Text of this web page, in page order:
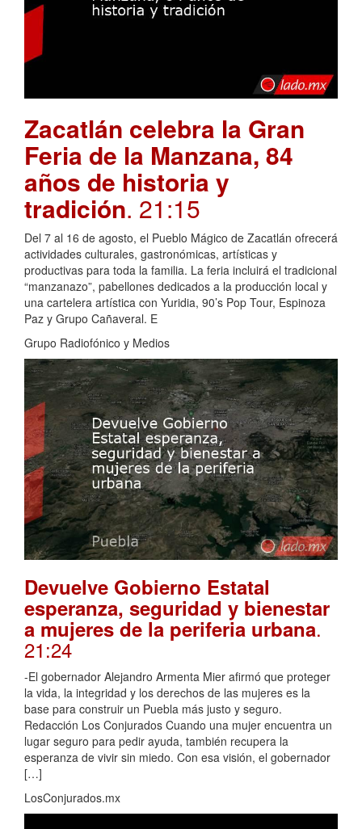
Zacatlán celebra la Gran
Feria de la Manzana, 84
años de historia y
tradición. 21:15
Del 7 al 16 de agosto, el Pueblo Mágico de Zacatlán ofrecerá
actividades culturales, gastronómicas, artísticas y
productivas para toda la familia. La feria incluirá el tradicional
“manzanazo”, pabellones dedicados a la producción local y
una cartelera artística con Yuridia, 90’s Pop Tour, Espinoza
Paz y Grupo Cañaveral. E
Grupo Radiofónico y Medios
Devuelve Gobierno Estatal
esperanza, seguridad y bienestar
a mujeres de la periferia urbana.
21:24
-El gobernador Alejandro Armenta Mier afirmó que proteger
la vida, la integridad y los derechos de las mujeres es la
base para construir un Puebla más justo y seguro.
Redacción Los Conjurados Cuando una mujer encuentra un
lugar seguro para pedir ayuda, también recupera la
esperanza de vivir sin miedo. Con esa visión, el gobernador
[…]
LosConjurados.mx